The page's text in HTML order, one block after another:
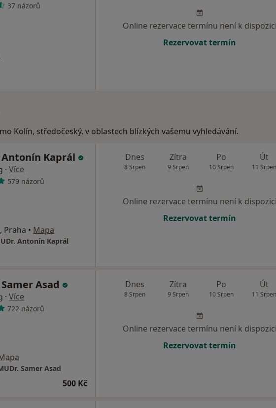
37 názorů
Online rezervace termínu není k dispozici
Rezervovat termín
Kolín, středočeský, v oblastech blízkých vašemu vyhledávání.
Antonín Kaprál
· Více
579 názorů
Praha • Mapa
Antonín Kaprál
Dnes
8 Srpen
Zítra
9 Srpen
Po
10 Srpen
Út
11 Srpen
Online rezervace termínu není k dispozici
Rezervovat termín
Asad
· Více
722 názorů
Samer Asad
500 Kč
Dnes
8 Srpen
Zítra
9 Srpen
Po
10 Srpen
Út
11 Srpen
Online rezervace termínu není k dispozici
Rezervovat termín